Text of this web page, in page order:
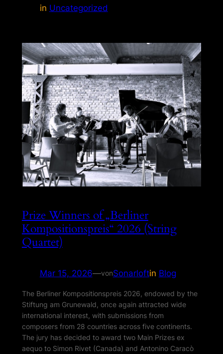
in Uncategorized
Prize Winners of „Berliner
Kompositionspreis“ 2026 (String
Quartet)
Mar 15, 2026—vonSonarloftin Blog
The Berliner Kompositionspreis 2026, endowed by the
Stiftung am Grunewald, once again attracted wide
international interest, with submissions from
composers from 28 countries across five continents.
The jury has decided to award two Main Prizes ex
aequo to Simon Rivet (Canada) and Antonino Caracò